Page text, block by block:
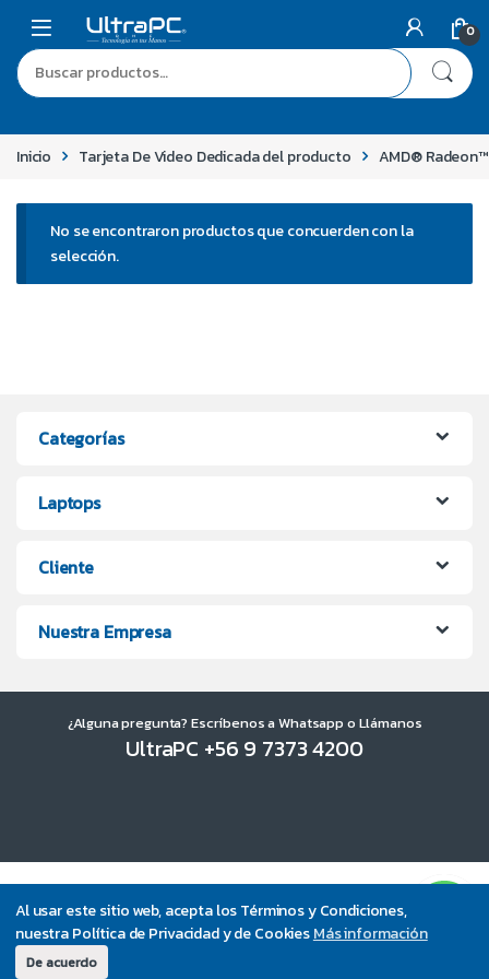
Al usar este sitio web, acepta los Términos y Condiciones,
nuestra Política de Privacidad y de CookiesMás información
De acuerdo
0
Inicio Tarjeta De Video Dedicada del producto AMD®
No se encontraron productos que concuerden con la
selección.
Categorías
Laptops
Cliente
Nuestra Empresa
¿Alguna pregunta? Escríbenos a Whatsapp o Llámanos
UltraPC +56 9 7373 4200